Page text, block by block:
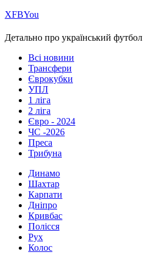
ХFBYou
Детально про український футбол
Всі новини
Трансфери
Єврокубки
УПЛ
1 ліга
2 ліга
Євро - 2024
ЧС -2026
Преса
Трибуна
Динамо
Шахтар
Карпати
Дніпро
Кривбас
Полісся
Рух
Колос